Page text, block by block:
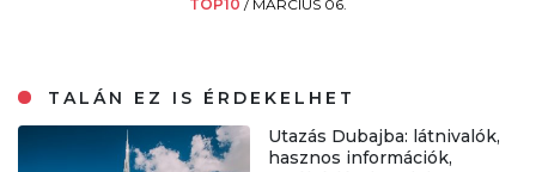
TOP10 / MÁRCIUS 06.
TALÁN EZ IS ÉRDEKELHET
Utazás Dubajba: látnivalók,
hasznos információk,